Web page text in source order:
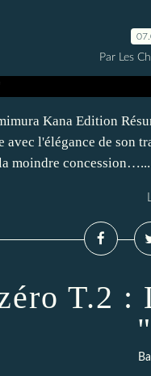
Par Les
Kana Edition
avec l'élégance de son
moindre concession…...
T.2 :